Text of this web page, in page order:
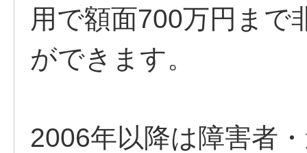
用で額面700万円まで
ができます。
2006年以降は障害者